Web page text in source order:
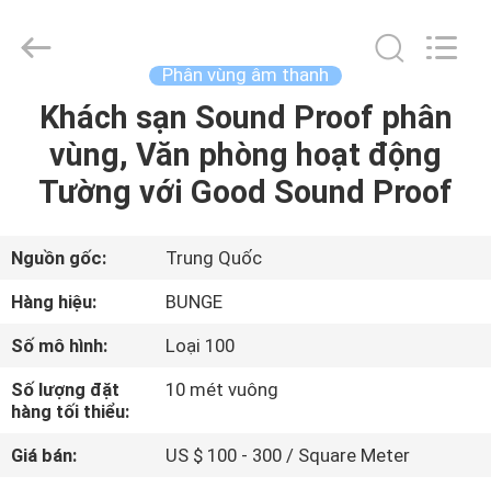
TRANG
CHỦ
SẢN
PHẨM
CHÚNG
TÔI
Material
Industrial
Reserved.
Phân vùng âm thanh
Khách sạn Sound Proof phân
vùng, Văn phòng hoạt động
Tường với Good Sound Proof
Nguồn gốc:
Trung Quốc
Hàng hiệu:
BUNGE
Số mô hình:
Loại 100
Số lượng đặt
hàng tối thiểu:
10 mét vuông
Giá bán:
US $ 100 - 300 / Square Meter